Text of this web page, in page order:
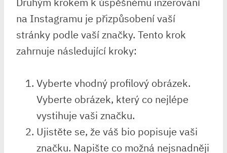
na Instagramu je přizpůsobení vaší
stránky podle vaší značky. Tento krok
zahrnuje následující kroky:
Vyberte vhodný profilový obrázek.
Vyberte obrázek, který co nejlépe
vystihuje vaši značku.
Ujistěte se, že váš bio popisuje vaši
značku. Napište co možná nejsnadněji